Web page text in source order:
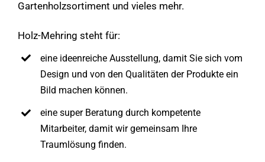
Gartenholzsortiment und vieles mehr.
Holz-Mehring steht für:
eine ideenreiche Ausstellung, damit Sie sich vom
Design und von den Qualitäten der Produkte ein
Bild machen können.
eine super Beratung durch kompetente
Mitarbeiter, damit wir gemeinsam Ihre
Traumlösung finden.